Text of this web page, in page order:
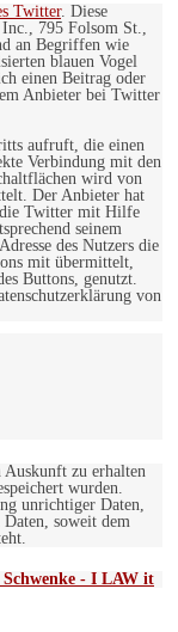
Twitter. Diese
795 Folsom St.,
an Begriffen wie
blauen Vogel
einen Beitrag oder
Anbieter bei Twitter
aufruft, die einen
Verbindung mit den
wird von
Der Anbieter hat
die Twitter mit Hilfe
seinem
des Nutzers die
mit übermittelt,
Buttons, genutzt.
von
zu erhalten
wurden.
unrichtiger Daten,
Daten, soweit dem
Schwenke - I LAW it